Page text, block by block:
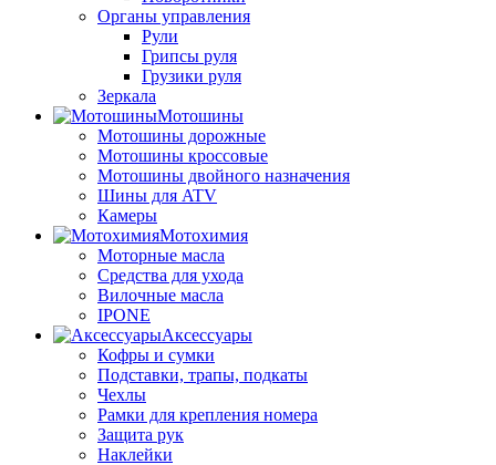
Органы управления
Рули
Грипсы руля
Грузики руля
Зеркала
Мотошины
Мотошины дорожные
Мотошины кроссовые
Мотошины двойного назначения
Шины для ATV
Камеры
Мотохимия
Моторные масла
Средства для ухода
Вилочные масла
IPONE
Аксессуары
Кофры и сумки
Подставки, трапы, подкаты
Чехлы
Рамки для крепления номера
Защита рук
Наклейки